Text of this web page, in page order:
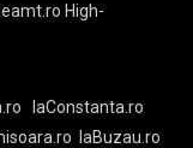
High-
laConstanta.ro
laBuzau.ro